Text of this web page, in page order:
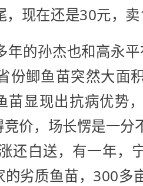
，现在还是30元，
年的孙杰也和高永
份鲫鱼苗突然大面
苗显现出抗病优势
价，场长愣是一分
还白送，有一年，
的劣质鱼苗，300多